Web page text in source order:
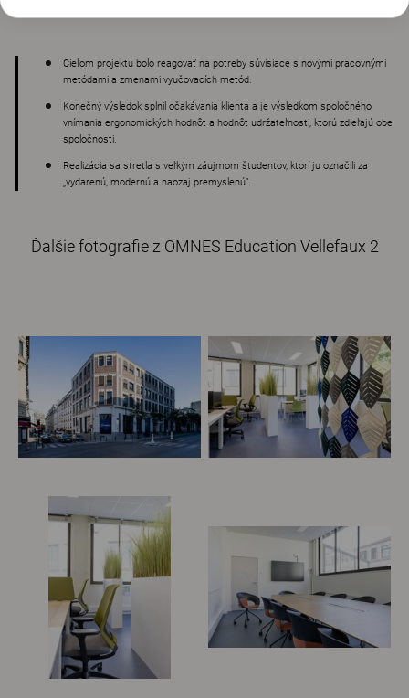
Cieľom projektu bolo reagovať na potreby súvisiace s novými pracovnými
metódami a zmenami vyučovacích metód.
Konečný výsledok splnil očakávania klienta a je výsledkom spoločného
vnímania ergonomických hodnôt a hodnôt udržateľnosti, ktorú zdieľajú obe
spoločnosti.
Realizácia sa stretla s veľkým záujmom študentov, ktorí ju označili za
„vydarenú, modernú a naozaj premyslenú“.
Ďalšie fotografie z OMNES Education Vellefaux 2